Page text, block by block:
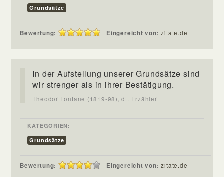
Grundsätze
Bewertung: Eingereicht von:zitate.de
In der Aufstellung unserer Grundsätze sind
wir strenger als in ihrer Bestätigung.
Theodor Fontane (1819-98), dt. Erzähler
KATEGORIEN:
Grundsätze
Bewertung: Eingereicht von:zitate.de